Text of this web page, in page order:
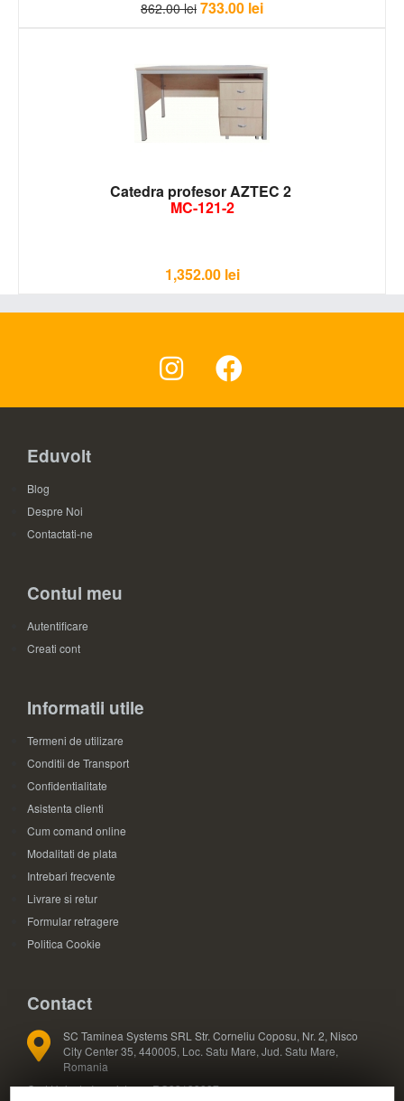
862.00 lei 733.00 lei
Catedra profesor AZTEC 2
MC-121-2
1,352.00 lei
Eduvolt
Blog
Despre Noi
Contactati-ne
Contul meu
Autentificare
Creati cont
Informatii utile
Termeni de utilizare
Conditii de Transport
Confidentialitate
Asistenta clienti
Cum comand online
Modalitati de plata
Intrebari frecvente
Livrare si retur
Formular retragere
Politica Cookie
Contact
SC Taminea Systems SRL Str. Corneliu Coposu, Nr. 2, Nisco
City Center 35, 440005, Loc. Satu Mare, Jud. Satu Mare,
Romania
Cod Unic de Inregistrare: RO33133887